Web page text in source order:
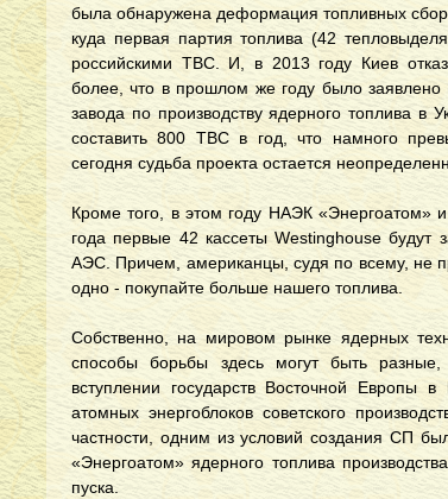
была обнаружена деформация топливных
куда первая партия топлива (42
российскими ТВС. И, в 2013 году Киев
более, что в прошлом же году было заявлено
завода по производству ядерного топлива в
составить 800 ТВС в год, что намного
сегодня судьба проекта остается
Кроме того, в этом году НАЭК «Энергоатом»
года первые 42 кассеты Westinghouse будут
АЭС. Причем, американцы, судя по всему, не
одно - покупайте больше нашего топлива.
Собственно, на мировом рынке ядерных
способы борьбы здесь могут быть
вступлении государств Восточной Европы
атомных энергоблоков советского
частности, одним из условий создания СП
«Энергоатом» ядерного топлива
пуска.